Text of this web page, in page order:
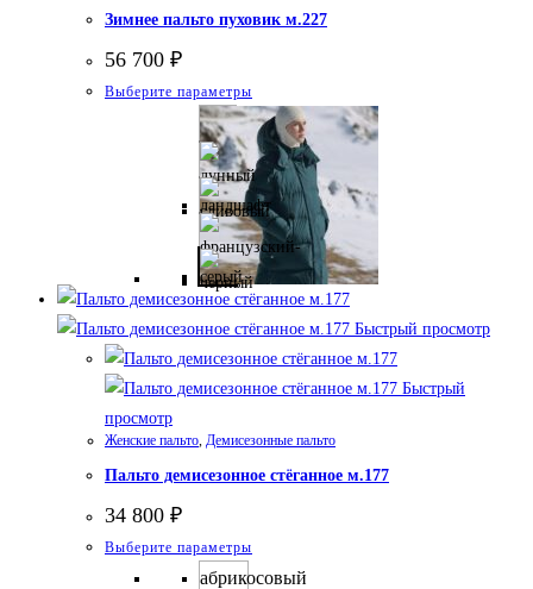
товара.
Зимнее пальто пуховик м.227
56 700 ₽
Выберите параметры
товар
имеет
несколько
вариаций.
Опции
можно
выбрать
на
странице
товара.
Быстрый просмотр
Быстрый
просмотр
Женские пальто Демисезонные пальто
Пальто демисезонное стёганное м.177
34 800 ₽
Выберите параметры
товар
абрикосовый